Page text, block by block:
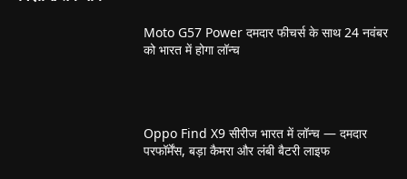
Moto G57 Power दमदार फीचर्स के साथ 24 नवंबर
को भारत में होगा लॉन्च
Oppo Find X9 सीरीज भारत में लॉन्च — दमदार
परफॉर्मेंस, बड़ा कैमरा और लंबी बैटरी लाइफ